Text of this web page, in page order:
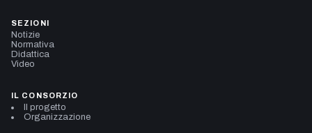
SEZIONI
Notizie
Normativa
Didattica
Video
IL CONSORZIO
Il progetto
Organizzazione